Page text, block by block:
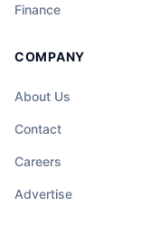
Finance
COMPANY
About Us
Contact
Careers
Advertise